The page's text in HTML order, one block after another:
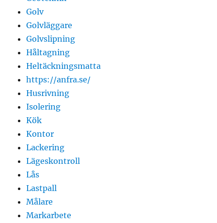
Golv
Golvläggare
Golvslipning
Håltagning
Heltäckningsmatta
https://anfra.se/
Husrivning
Isolering
Kök
Kontor
Lackering
Lägeskontroll
Lås
Lastpall
Målare
Markarbete